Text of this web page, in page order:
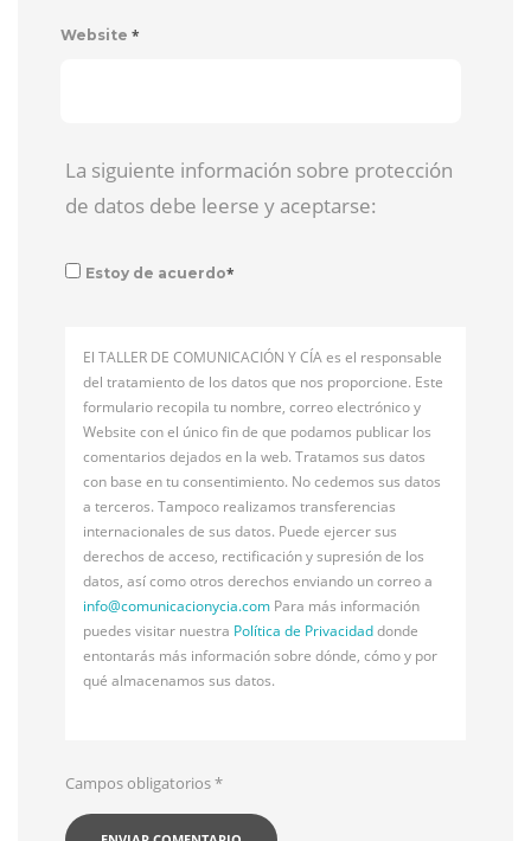
Website *
La siguiente información sobre protección
de datos debe leerse y aceptarse:
Estoy de acuerdo*
El TALLER DE COMUNICACIÓN Y CÍA es el responsable
del tratamiento de los datos que nos proporcione. Este
formulario recopila tu nombre, correo electrónico y
Website con el único fin de que podamos publicar los
comentarios dejados en la web. Tratamos sus datos
con base en tu consentimiento. No cedemos sus datos
a terceros. Tampoco realizamos transferencias
internacionales de sus datos. Puede ejercer sus
derechos de acceso, rectificación y supresión de los
datos, así como otros derechos enviando un correo a
info@comunicacionycia.com Para más información
puedes visitar nuestra Política de Privacidaddonde
entontarás más información sobre dónde, cómo y por
qué almacenamos sus datos.
Campos obligatorios*